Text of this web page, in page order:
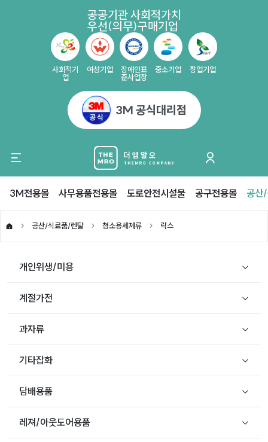
공공기관 사회적가치
우선(의무)구매기업
사회적기
업
여성기업
장애인표
준사업장
중소기업 창업기업
3M 공식대리점
3M전용몰 사무용품전용몰 도로안전시설물 공구전용몰 공산
공산/식료품/렌탈 청소용세제류 락스
개인위생/미용
계절가전
과자류
기타잡화
담배용품
레져/아웃도어용품